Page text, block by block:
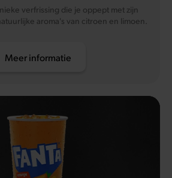
verfrissing die je oppept met zijn
aroma's van citroen en limoen.
Meer informatie